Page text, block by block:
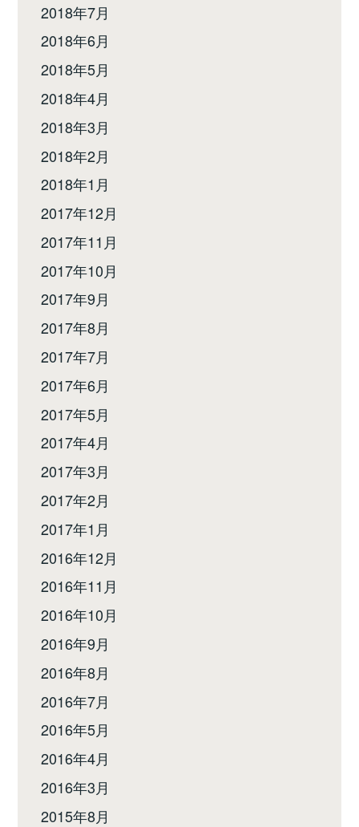
2018年7月
2018年6月
2018年5月
2018年4月
2018年3月
2018年2月
2018年1月
2017年12月
2017年11月
2017年10月
2017年9月
2017年8月
2017年7月
2017年6月
2017年5月
2017年4月
2017年3月
2017年2月
2017年1月
2016年12月
2016年11月
2016年10月
2016年9月
2016年8月
2016年7月
2016年5月
2016年4月
2016年3月
2015年8月